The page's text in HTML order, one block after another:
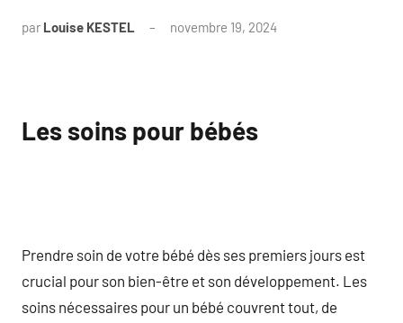
par Louise KESTEL novembre 19, 2024
Les soins pour bébés
Prendre soin de votre bébé dès ses premiers jours est
crucial pour son bien-être et son développement. Les
soins nécessaires pour un bébé couvrent tout, de